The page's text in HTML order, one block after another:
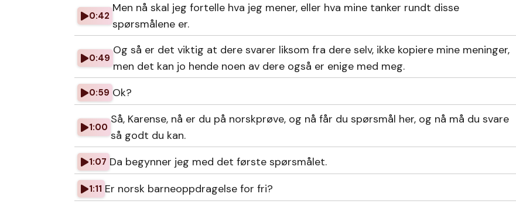
0:42
Men nå skal jeg fortelle hva jeg mener, eller hva mine tanker rundt disse
spørsmålene er.
0:49
Og så er det viktig at dere svarer liksom fra dere selv, ikke kopiere mine meninger,
men det kan jo hende noen av dere også er enige med meg.
0:59 Ok?
1:00
Så, Karense, nå er du på norskprøve, og nå får du spørsmål her, og nå må du svare
så godt du kan.
1:07 Da begynner jeg med det første spørsmålet.
1:11 Er norsk barneoppdragelse for fri?